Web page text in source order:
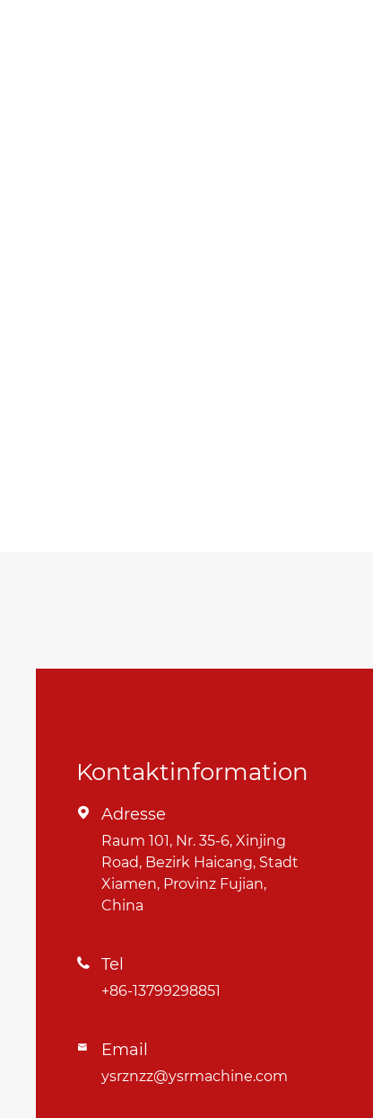
Kontaktinformation
 Adresse
Raum 101, Nr. 35-6, Xinjing
Road, Bezirk Haicang, Stadt
Xiamen, Provinz Fujian,
China
 Tel
+86-13799298851
 Email
ysrznzz@ysrmachine.com